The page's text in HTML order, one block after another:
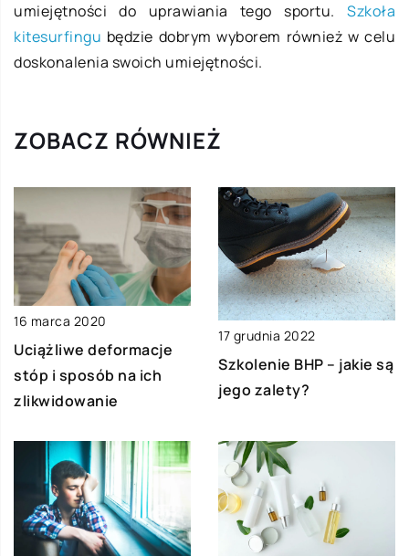
umiejętności do uprawiania tego sportu. Szkoła
kitesurfingu będzie dobrym wyborem również w celu
doskonalenia swoich umiejętności.
ZOBACZ RÓWNIEŻ
16 marca 2020
Uciążliwe deformacje
stóp i sposób na ich
zlikwidowanie
17 grudnia 2022
Szkolenie BHP – jakie są
jego zalety?